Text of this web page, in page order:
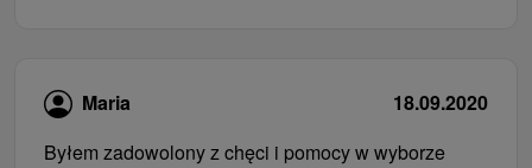
Maria
18.09.2020
Byłem zadowolony z chęci i pomocy w wyborze